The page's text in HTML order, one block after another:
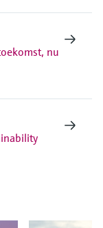
nu